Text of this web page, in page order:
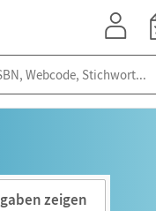
zeigen